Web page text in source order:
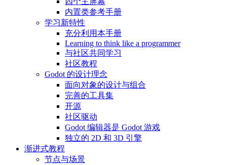
内置类参考手册
学习新特性
充分利用本手册
Learning to think like a programmer
与社区共同学习
社区教程
Godot 的设计理念
面向对象的设计与组合
完善的工具集
开源
社区驱动
Godot 编辑器是 Godot 游戏
独立的 2D 和 3D 引擎
渐进式教程
节点与场景